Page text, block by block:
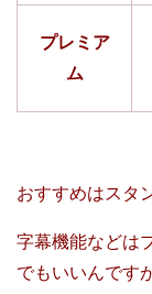
プレミア
ム
おすすめはスタ
字幕機能などは
でもいいんです